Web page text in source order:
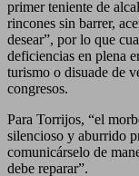
primer teniente de
rincones sin barrer,
desear”, por lo que
deficiencias en plena
turismo o disuade de
congresos.
Para Torrijos, “el
silencioso y aburrido
comunicárselo de
debe reparar”.